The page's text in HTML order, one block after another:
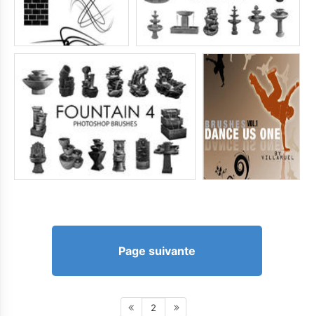
Page suivante
2